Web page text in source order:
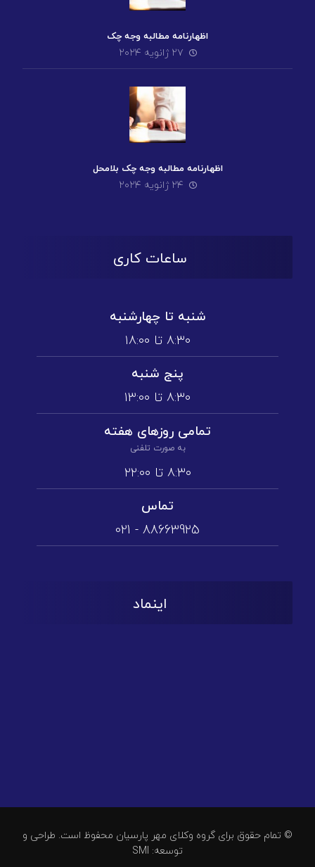
اظهارنامه مطالبه وجه چک
۲۷ ژانویه ۲۰۲۴
اظهارنامه مطالبه وجه چک بلامحل
۲۴ ژانویه ۲۰۲۴
ساعات کاری
شنبه تا چهارشنبه
۸:۳۰ تا ۱۸:۰۰
پنج شنبه
۸:۳۰ تا ۱3:۰۰
تمامی روز‌های هفته
به صورت تلفنی
۸:۳۰ تا ۲۲:۰۰
تماس
88663925 - 021
اینماد
© تمام حقوق برای گروه وکلای مهر پارسیان محفوظ است. طراحی و
توسعه: SMI